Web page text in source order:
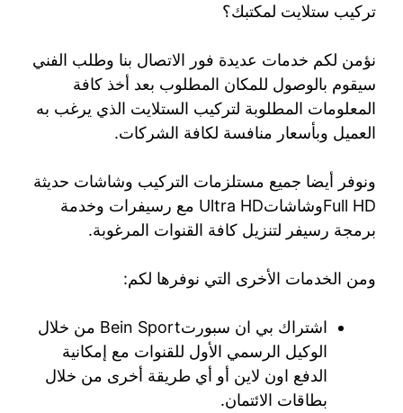
تركيب ستلايت لمكتبك؟
نؤمن لكم خدمات عديدة فور الاتصال بنا وطلب الفني
سيقوم بالوصول للمكان المطلوب بعد أخذ كافة
المعلومات المطلوبة لتركيب الستلايت الذي يرغب به
العميل وبأسعار منافسة لكافة الشركات.
ونوفر أيضا جميع مستلزمات التركيب وشاشات حديثة
Full HDوشاشاتUltra HD مع رسيفرات وخدمة
برمجة رسيفر لتنزيل كافة القنوات المرغوبة.
ومن الخدمات الأخرى التي نوفرها لكم:
اشتراك بي ان سبورتBein Sport من خلال
الوكيل الرسمي الأول للقنوات مع إمكانية
الدفع اون لاين أو أي طريقة أخرى من خلال
بطاقات الائتمان.